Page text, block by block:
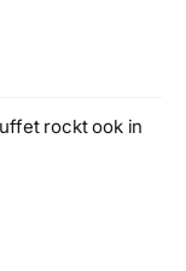
rockt ook in